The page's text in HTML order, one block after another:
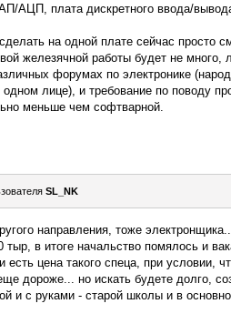
АЦП, плата дискретного ввода/
на одной плате сейчас просто
железячной работы будет не много,
форумах по электронике
лице), и требование по поводу
меньше чем софтварной.
SL_NK
направления, тоже
в итоге начальство помялось и
цена такого спеца, при условии,
дороже... но искать будете долго,
и с руками - старой школы и в